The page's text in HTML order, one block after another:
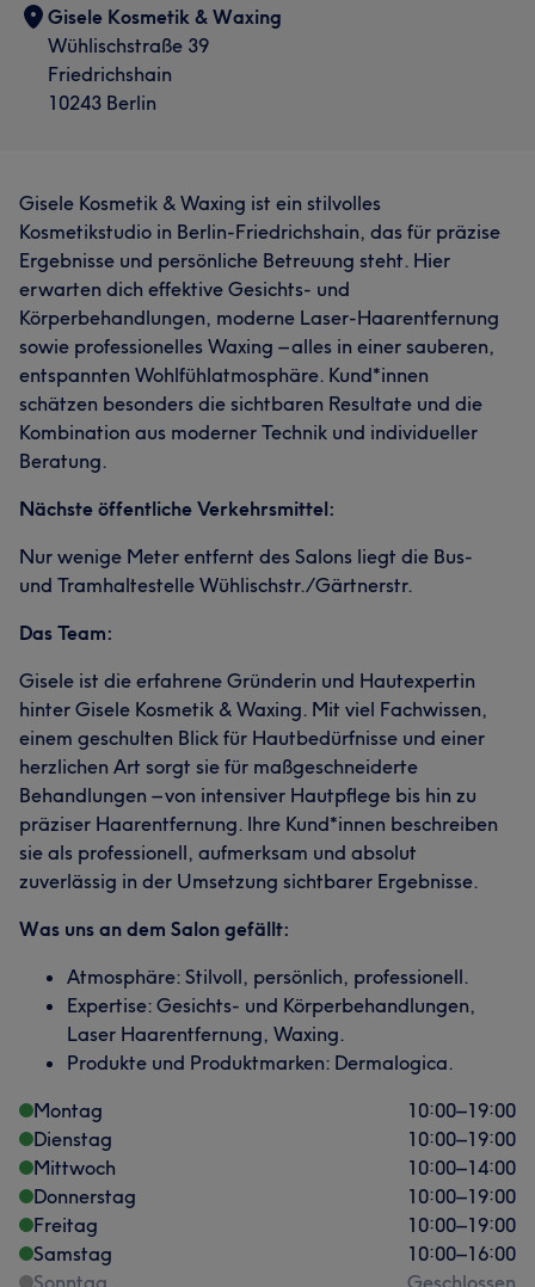
Gisele Kosmetik & Waxing
Wühlischstraße 39
Friedrichshain
10243 Berlin
Gisele Kosmetik & Waxing ist ein stilvolles
Kosmetikstudio in Berlin-Friedrichshain, das für präzise
Ergebnisse und persönliche Betreuung steht. Hier
erwarten dich effektive Gesichts- und
Körperbehandlungen, moderne Laser-Haarentfernung
sowie professionelles Waxing – alles in einer sauberen,
entspannten Wohlfühlatmosphäre. Kund*innen
schätzen besonders die sichtbaren Resultate und die
Kombination aus moderner Technik und individueller
Beratung.
Nächste öffentliche Verkehrsmittel:
Nur wenige Meter entfernt des Salons liegt die Bus-
und Tramhaltestelle Wühlischstr./Gärtnerstr.
Das Team:
Gisele ist die erfahrene Gründerin und Hautexpertin
hinter Gisele Kosmetik & Waxing. Mit viel Fachwissen,
einem geschulten Blick für Hautbedürfnisse und einer
herzlichen Art sorgt sie für maßgeschneiderte
Behandlungen – von intensiver Hautpflege bis hin zu
präziser Haarentfernung. Ihre Kund*innen beschreiben
sie als professionell, aufmerksam und absolut
zuverlässig in der Umsetzung sichtbarer Ergebnisse.
Was uns an dem Salon gefällt:
Atmosphäre: Stilvoll, persönlich, professionell.
Expertise: Gesichts- und Körperbehandlungen,
Laser Haarentfernung, Waxing.
Produkte und Produktmarken: Dermalogica.
Montag
10:00–19:00
Dienstag
10:00–19:00
Mittwoch
10:00–14:00
Donnerstag
10:00–19:00
Freitag
10:00–19:00
Samstag
10:00–16:00
Sonntag
Geschlossen